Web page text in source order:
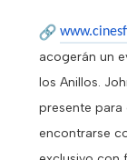
acogerán un
los Anillos.
presente
encontrarse